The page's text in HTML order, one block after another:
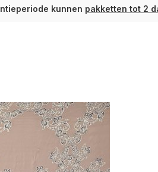
kunnen pakketten tot 2